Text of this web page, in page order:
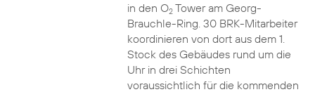
in den O2Tower am Georg-
Brauchle-Ring. 30 BRK-Mitarbeiter
koordinieren von dort aus dem 1.
Stock des Gebäudes rund um die
Uhr in drei Schichten
voraussichtlich für die kommenden